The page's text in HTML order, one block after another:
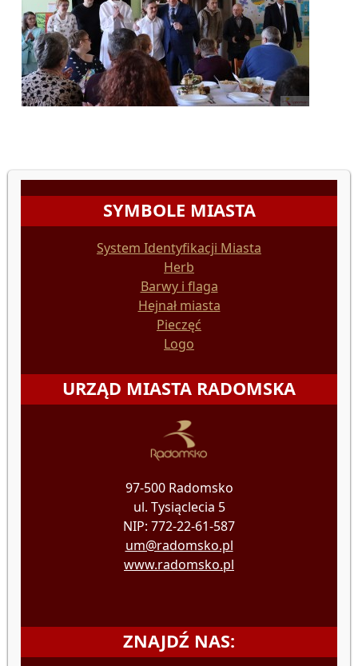
SYMBOLE MIASTA
System Identyfikacji Miasta
Herb
Barwy i flaga
Hejnał miasta
Pieczęć
Logo
URZĄD MIASTA RADOMSKA
97-500 Radomsko
ul. Tysiąclecia 5
NIP: 772-22-61-587
um@radomsko.pl
www.radomsko.pl
ZNAJDŹ NAS: